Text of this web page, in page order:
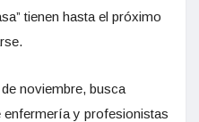
tienen hasta el próximo
noviembre, busca
y profesionistas